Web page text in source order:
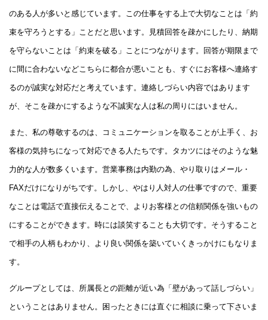
のある人が多いと感じています。この仕事をする上で大切なことは「約
束を守ろうとする」ことだと思います。見積回答を疎かにしたり、納期
を守らないことは「約束を破る」ことにつながります。回答が期限まで
に間に合わないなどこちらに都合が悪いことも、すぐにお客様へ連絡す
るのが誠実な対応だと考えています。連絡しづらい内容ではあります
が、そこを疎かにするような不誠実な人は私の周りにはいません。
また、私の尊敬するのは、コミュニケーションを取ることが上手く、お
客様の気持ちになって対応できる人たちです。タカツにはそのような魅
力的な人が数多くいます。営業事務は内勤の為、やり取りはメール・
FAXだけになりがちです。しかし、やはり人対人の仕事ですので、重要
なことは電話で直接伝えることで、よりお客様との信頼関係を強いもの
にすることができます。時には談笑することも大切です。そうすること
で相手の人柄もわかり、より良い関係を築いていくきっかけにもなりま
す。
グループとしては、所属長との距離が近い為「壁があって話しづらい」
ということはありません。困ったときには直ぐに相談に乗って下さいま